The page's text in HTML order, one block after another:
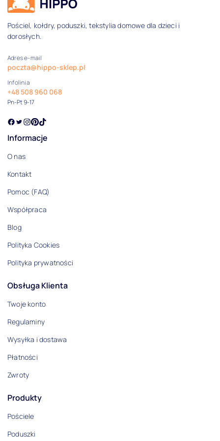
Welurowe
Wysokość materaca
Zapięcie poszwy / poszewki
- / suwak
suwak / suwak
Ocena
5
4
Pościel, kołdry, poduszki, tekstylia domowe dla dzieci i
dorosłych.
Adres e-mail
poczta@hippo-sklep.pl
Infolinia
+48 508 960 068
Pn-Pt 9-17
Informacje
O nas
Kontakt
Pomoc (FAQ)
Współpraca
Blog
Polityka Cookies
Polityka prywatności
Obsługa Klienta
Twoje konto
Regulaminy
Wysyłka i dostawa
Płatności
Zwroty
Produkty
Pościele
Poduszki